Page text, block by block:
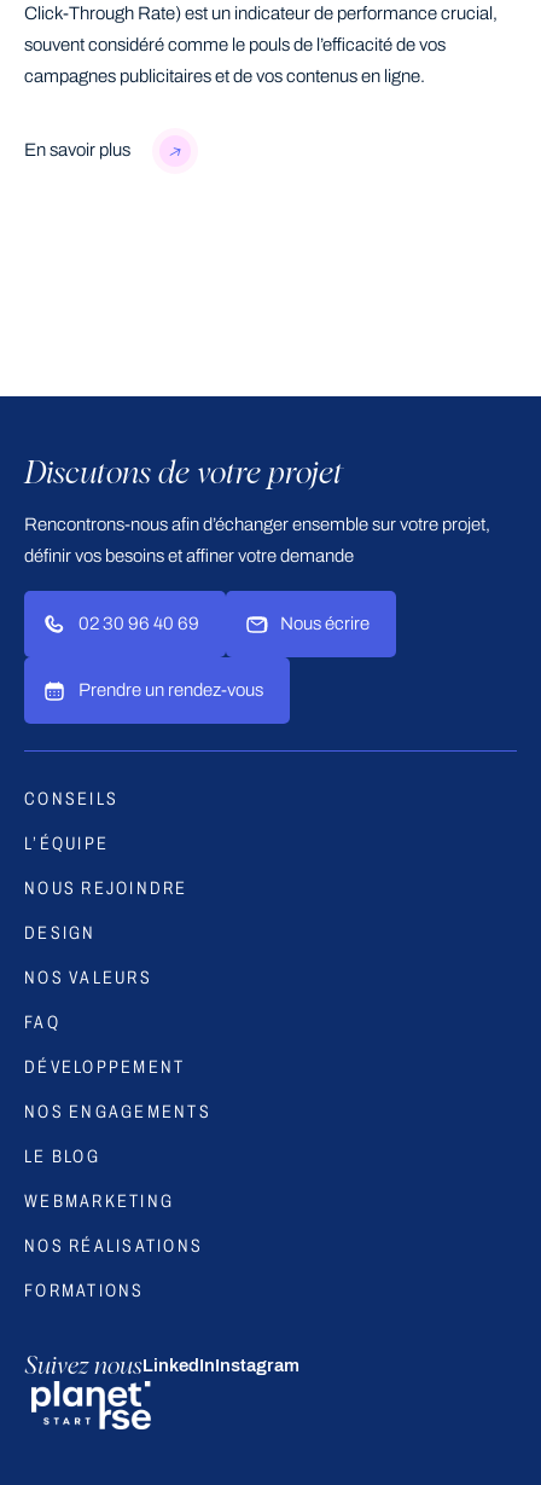
Click-Through Rate) est un indicateur de performance crucial,
souvent considéré comme le pouls de l’efficacité de vos
campagnes publicitaires et de vos contenus en ligne.
En savoir plus
Discutons de votre projet
Rencontrons-nous afin d’échanger ensemble sur votre projet,
définir vos besoins et affiner votre demande
02 30 96 40 69 Nous écrire
Prendre un rendez-vous
CONSEILS
L’ÉQUIPE
NOUS REJOINDRE
DESIGN
NOS VALEURS
FAQ
DÉVELOPPEMENT
NOS ENGAGEMENTS
LE BLOG
WEBMARKETING
NOS RÉALISATIONS
FORMATIONS
Suivez nousLinkedInInstagram